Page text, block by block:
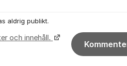
aldrig publikt.
och innehåll.